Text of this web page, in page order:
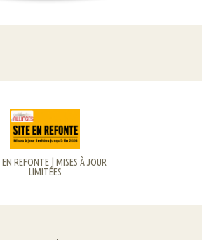
EN REFONTE | MISES À JOUR
LIMITÉES